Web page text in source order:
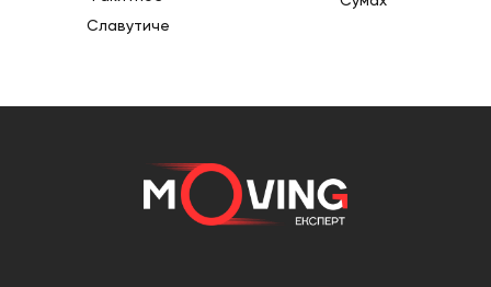
Славутиче